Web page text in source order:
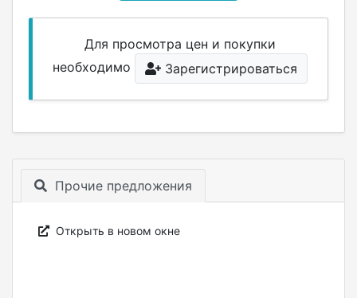
Для просмотра цен и покупки
необходимо
Зарегистрироваться
Прочие предложения
Открыть в новом окне